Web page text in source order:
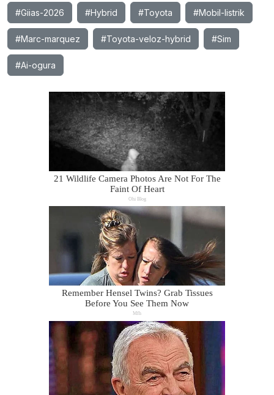
#Giias-2026 #Hybrid #Toyota #Mobil-listrik
#Marc-marquez #Toyota-veloz-hybrid #Sim
#Ai-ogura